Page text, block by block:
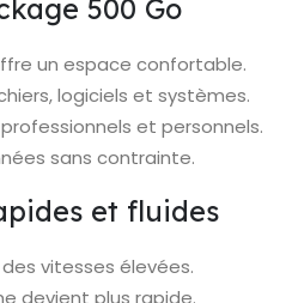
500 Go
un espace confortable.
logiciels et systèmes.
et personnels.
sans contrainte.
et fluides
des vitesses élevées.
devient plus rapide.